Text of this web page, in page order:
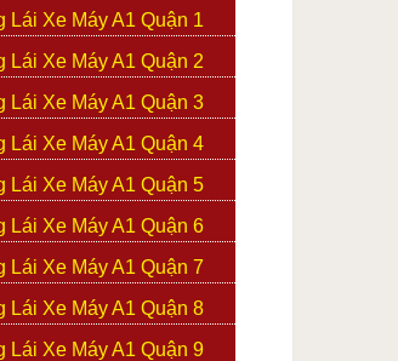
Lái Xe Máy A1 Quận 1
Lái Xe Máy A1 Quận 2
Lái Xe Máy A1 Quận 3
Lái Xe Máy A1 Quận 4
Lái Xe Máy A1 Quận 5
Lái Xe Máy A1 Quận 6
Lái Xe Máy A1 Quận 7
Lái Xe Máy A1 Quận 8
Lái Xe Máy A1 Quận 9